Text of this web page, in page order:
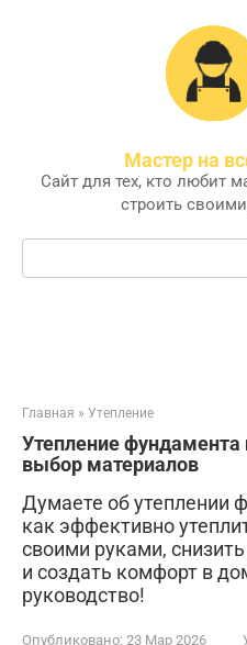
Мастер на
Сайт для тех, кто любит
строить
Поиск:
Главная » Утепление
Утепление фундамента
выбор материалов
Думаете об утеплении
как эффективно
своими руками,
и создать комфорт в
руководство!
Опубликовано: 23 Мар 2026